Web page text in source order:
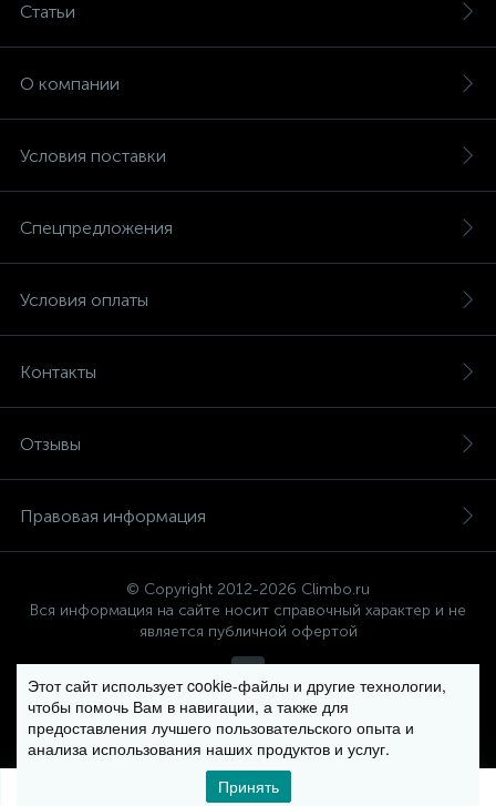
0
Статьи
О компании
Условия поставки
Спецпредложения
Условия оплаты
Контакты
Отзывы
Правовая информация
© Copyright 2012-2026 Climbo.ru
Вся информация на сайте носит справочный характер и не
является публичной офертой
Политика компании в отношении обработки персональных
данных
Этот сайт использует cookie-файлы и другие технологии,
чтобы помочь Вам в навигации, а также для
предоставления лучшего пользовательского опыта и
анализа использования наших продуктов и услуг.
Принять